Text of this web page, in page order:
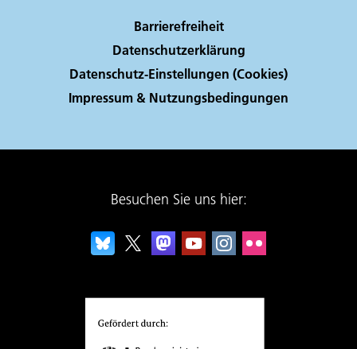
Barrierefreiheit
Datenschutzerklärung
Datenschutz-Einstellungen (Cookies)
Impressum & Nutzungsbedingungen
Besuchen Sie uns hier: